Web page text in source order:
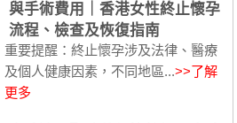
與手術費用｜香港女性終止懷孕
流程、檢查及恢復指南
重要提醒：終止懷孕涉及法律、醫療
及個人健康因素，不同地區...>>了解
更多